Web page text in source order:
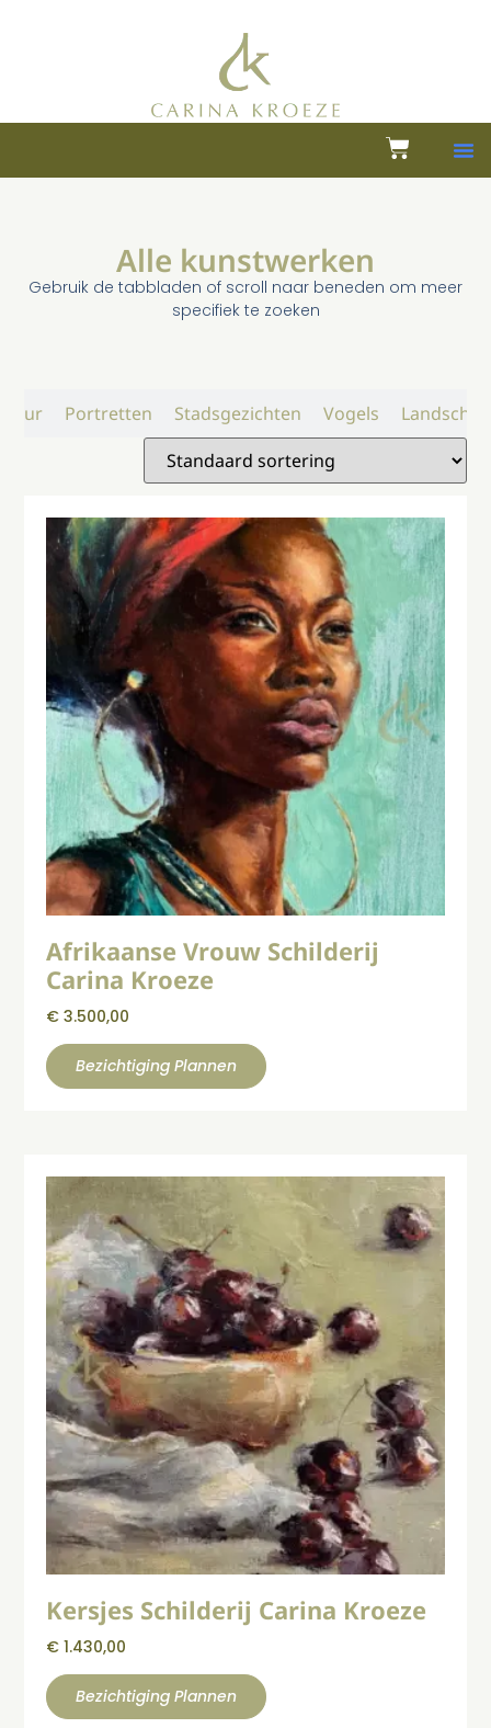
Alle kunstwerken
Gebruik de tabbladen of scroll naar beneden om meer
specifiek te zoeken
Portretten Stadsgezichten Vogels Landschap
Afrikaanse Vrouw Schilderij
Carina Kroeze
€ 3.500,00
Bezichtiging Plannen
Kersjes Schilderij Carina Kroeze
€ 1.430,00
Bezichtiging Plannen